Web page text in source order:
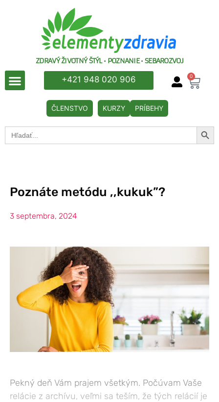
ZDRAVÝ ŽIVOTNÝ ŠTÝL • POZNANIE • SEBAROZVOJ
+421 948 020 906 0
ČLENSTVO KURZY PRÍBEHY
Search
for:
Poznáte metódu ,,kukuk”?
3 septembra, 2024
Pekný deň Vám prajem všetkým. Počúvam Vaše
relácie z archívu, veľmi sa teším, že tých relácií je